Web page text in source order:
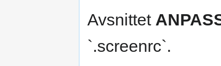
Avsnittet
`.screenrc`.